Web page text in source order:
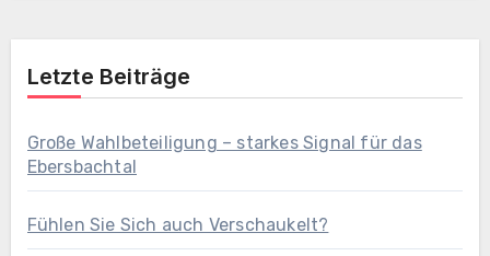
Letzte Beiträge
Große Wahlbeteiligung – starkes Signal für das
Ebersbachtal
Fühlen Sie Sich auch Verschaukelt?